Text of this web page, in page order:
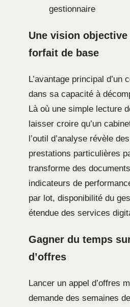
gestionnaire
Une vision objective
forfait de base
L’avantage principal d’un
dans sa capacité à
Là où une simple lecture
laisser croire qu’un
l’outil d’analyse révèle
prestations particulières
transforme des
indicateurs de
par lot, disponibilité du
étendue des services
Gagner du temps
d’offres
Lancer un appel d’offres
demande des semaines